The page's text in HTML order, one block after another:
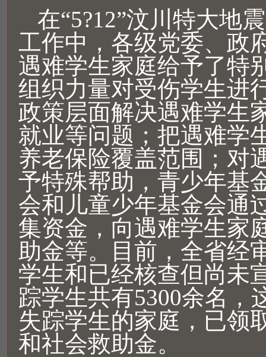
在“5?12”汶川特大地
工作中，各级党委、政
遇难学生家庭给予了特
组织力量对受伤学生进
政策层面解决遇难学生
就业等问题；把遇难学
养老保险覆盖范围；对
予特殊帮助，青少年基
会和儿童少年基金会通
集资金，向遇难学生家
助金等。目前，全省经
学生和已经核查但尚未
踪学生共有5300余名，
失踪学生的家庭，已领
和社会救助金。